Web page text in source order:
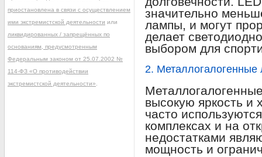
значительно
лампы, и могут
делает
выбором для
2.
высокую яркость и
часто
комплексах и на
недостатками
мощность и
приостановлена в связи с осуществлением
ими экстремистской деятельности или
ликвидированных / запрещённых по
основаниям, предусмотренным
Федеральным законом от 25.07.2002 №
114-ФЗ «О противодействии
экстремистской деятельности»